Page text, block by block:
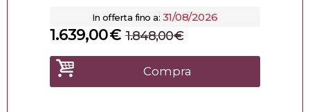
In offerta fino a: 31/08/2026
€
1.639,00 €
1.848,00
Compra